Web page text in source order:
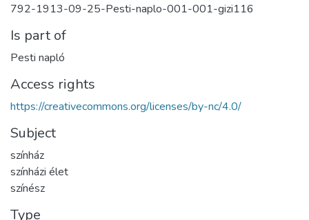
792-1913-09-25-Pesti-naplo-001-001-gizi116
Is part of
Pesti napló
Access rights
https://creativecommons.org/licenses/by-nc/4.0/
Subject
színház
színházi élet
színész
Type